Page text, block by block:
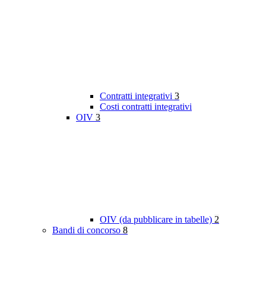
Contratti integrativi 3
Costi contratti integrativi
OIV 3
OIV (da pubblicare in tabelle) 2
Bandi di concorso 8